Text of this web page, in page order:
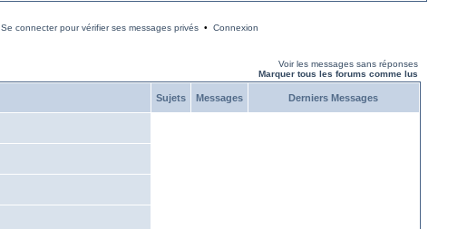
Se connecter pour vérifier ses messages privés• Connexion
Voir les messages sans réponses
Marquer tous les forums comme lus
Sujets Messages Derniers Messages